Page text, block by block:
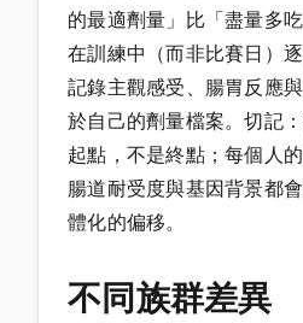
的最適劑量」比「盡量多
在訓練中（而非比賽日）
記錄主觀感受、腸胃反應
於自己的劑量檔案。切記
起點，不是終點；每個人
腸道耐受度與基因背景都
體化的偏移。
不同族群差異